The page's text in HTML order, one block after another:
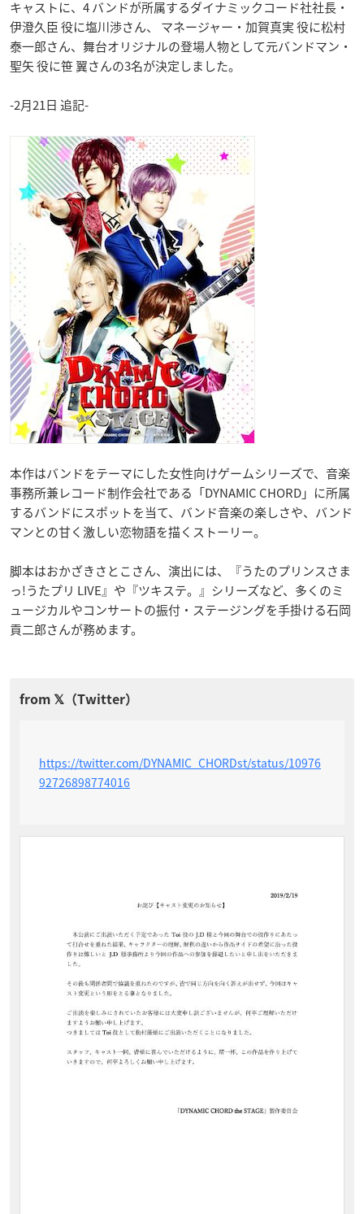
キャストに、4 バンドが所属するダイナミックコード社社長・
伊澄久臣 役に塩川渉さん、 マネージャー・加賀真実 役に松村
泰一郎さん、舞台オリジナルの登場人物として元バンドマン・
聖矢 役に笹 翼さんの3名が決定しました。
-2月21日 追記-
本作はバンドをテーマにした女性向けゲームシリーズで、音楽
事務所兼レコード制作会社である「DYNAMIC CHORD」に所属
するバンドにスポットを当て、バンド音楽の楽しさや、バンド
マンとの甘く激しい恋物語を描くストーリー。
脚本はおかざきさとこさん、演出には、『うたのプリンスさま
っ!うたプリ LIVE』や『ツキステ。』シリーズなど、多くのミ
ュージカルやコンサートの振付・ステージングを手掛ける石岡
貢二郎さんが務めます。
https://twitter.com/DYNAMIC_CHORDst/status/10976
92726898774016